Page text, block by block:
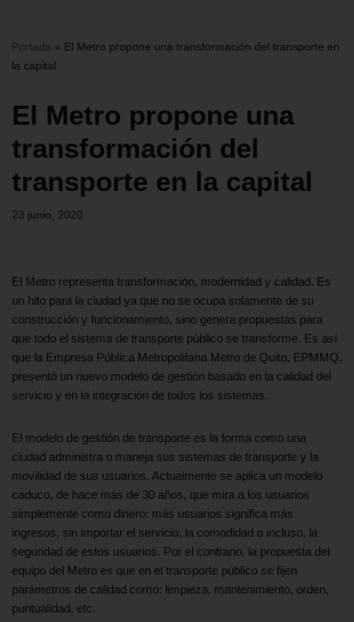
Portada » El Metro propone una transformación del transporte en
la capital
El Metro propone una
transformación del
transporte en la capital
23 junio, 2020
El Metro representa transformación, modernidad y calidad. Es
un hito para la ciudad ya que no se ocupa solamente de su
construcción y funcionamiento, sino genera propuestas para
que todo el sistema de transporte público se transforme. Es así
que la Empresa Pública Metropolitana Metro de Quito, EPMMQ,
presentó un nuevo modelo de gestión basado en la calidad del
servicio y en la integración de todos los sistemas.
El modelo de gestión de transporte es la forma como una
ciudad administra o maneja sus sistemas de transporte y la
movilidad de sus usuarios. Actualmente se aplica un modelo
caduco, de hace más de 30 años, que mira a los usuarios
simplemente como dinero: más usuarios significa más
ingresos, sin importar el servicio, la comodidad o incluso, la
seguridad de estos usuarios. Por el contrario, la propuesta del
equipo del Metro es que en el transporte público se fijen
parámetros de calidad como: limpieza, mantenimiento, orden,
puntualidad, etc.